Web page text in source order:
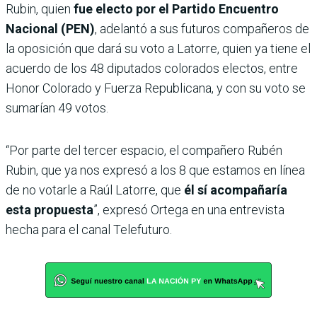
Rubin, quien fue electo por el Partido Encuentro
Nacional (PEN), adelantó a sus futuros compañeros de
la oposición que dará su voto a Latorre, quien ya tiene el
acuerdo de los 48 diputados colorados electos, entre
Honor Colorado y Fuerza Republicana, y con su voto se
sumarían 49 votos.
“Por parte del tercer espacio, el compañero Rubén
Rubin, que ya nos expresó a los 8 que estamos en línea
de no votarle a Raúl Latorre, que él sí acompañaría
esta propuesta”, expresó Ortega en una entrevista
hecha para el canal Telefuturo.